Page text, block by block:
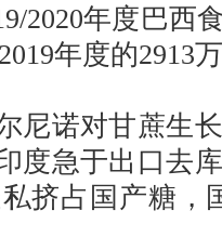
2020年度巴西
年度的2913
诺对甘蔗生长
度急于出口去
国产糖，国